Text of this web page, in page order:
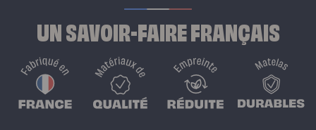
UN SAVOIR-FAIRE FRANÇAIS